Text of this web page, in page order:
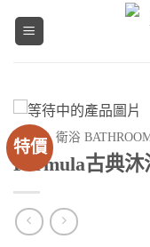
特價
首頁 / 衛浴
Formula古典沐